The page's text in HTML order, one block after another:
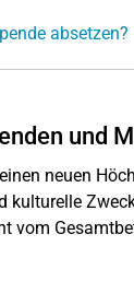
absetzen?
und
neuen
vom